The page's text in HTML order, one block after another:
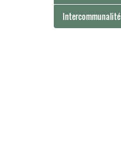
Intercommunalité